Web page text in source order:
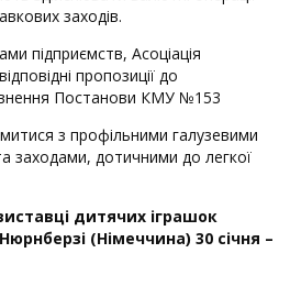
заходів.
підприємств, Асоціація
пропозиції до
Постанови КМУ №153
з профільними галузевими
заходами, дотичними до легкої
дитячих іграшок
(Німеччина) 30 січня –